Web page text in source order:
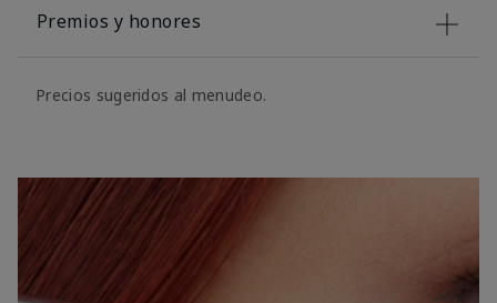
Premios y honores
Precios sugeridos al menudeo.